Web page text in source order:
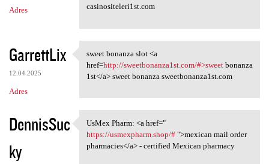
Adres
casinositeleri1st.com
GarrettLix
12.04.2025
Adres
sweet bonanza slot <a href
sweet bonanza slot <a
href=http://sweetbonanza1st.com/#>sweetbonanza
1st</a> sweet bonanza sweetbonanza1st.com
DennisSuc
ky
UsMex Pharm: <a href=" https:
UsMex Pharm: <a href="
https://usmexpharm.shop/#">mexican mail order
pharmacies</a> - certified Mexican pharmacy